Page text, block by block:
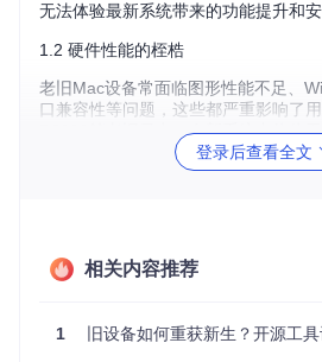
无法体验最新系统带来的功能提升和安
1.2 硬件性能的桎梏
老旧Mac设备常面临图形性能不足、
口兼容性等问题，这些都严重影响了
D3000等老旧显卡，在新系统中往往
1.3 数据安全的隐忧
2.1 内存补丁技术：非侵入式的系统改
登录后查看全文
相关内容推荐
1 旧设备如何重获新生？开源工具让